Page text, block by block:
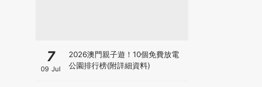
7
09 Jul
2026澳門親子遊！10個免費放電
公園排行榜(附詳細資料)